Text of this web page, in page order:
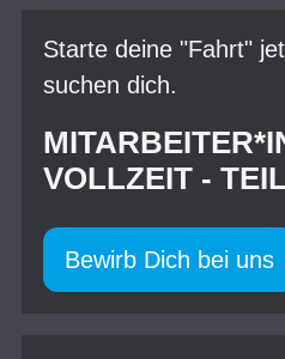
Starte deine "Fahrt"
suchen dich.
VOLLZEIT -
Bewirb Dich bei uns